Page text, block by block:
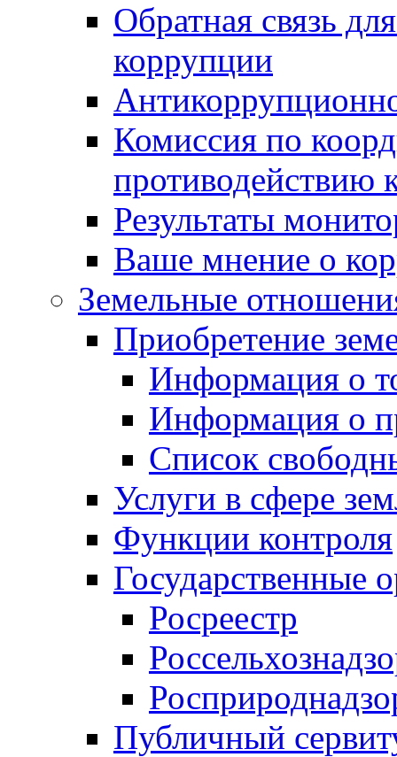
Обратная связь
коррупции
Комиссия по
противодействию
Результаты
Ваше мнение о
Земельные
Приобретение
Информация о
Информация о
Список
Услуги в сфере
Функции контроля
Государственные
Росреестр
Публичный